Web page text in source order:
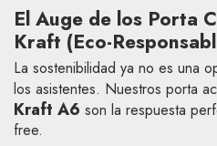
El Auge de los Porta
Kraft (Eco-
La sostenibilidad ya no es una
los asistentes. Nuestros porta
Kraft A6 son la respuesta
free.